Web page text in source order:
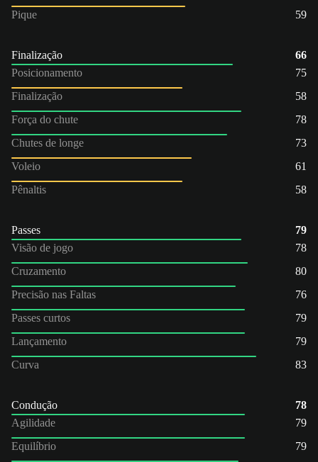
Pique
59
Finalização
66
Posicionamento
75
Finalização
58
Força do chute
78
Chutes de longe
73
Voleio
61
Pênaltis
58
Passes
79
Visão de jogo
78
Cruzamento
80
Precisão nas Faltas
76
Passes curtos
79
Lançamento
79
Curva
83
Condução
78
Agilidade
79
Equilíbrio
79